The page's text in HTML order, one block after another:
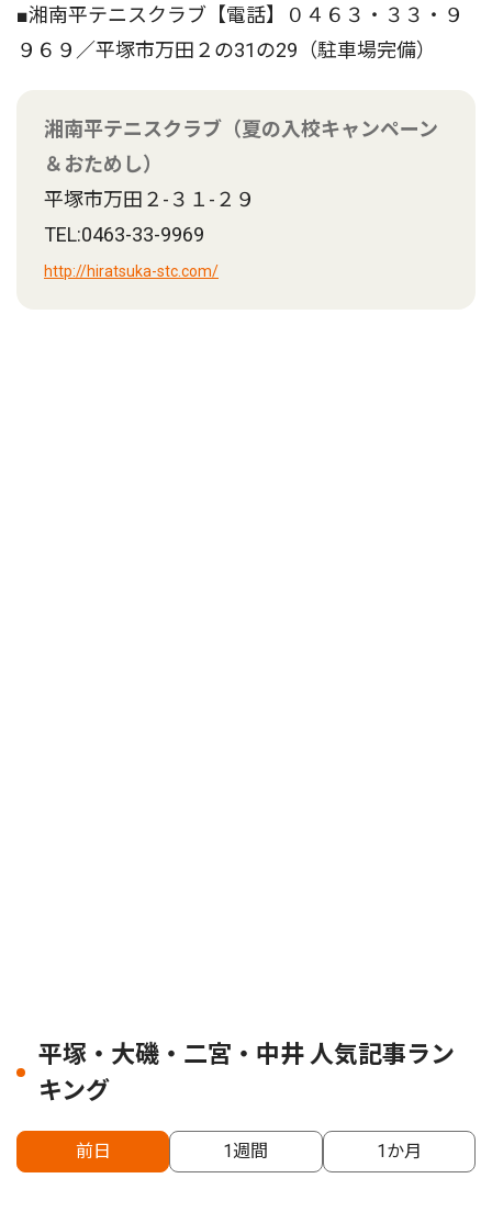
■湘南平テニスクラブ【電話】０４６３・３３・９
９６９／平塚市万田２の31の29（駐車場完備）
湘南平テニスクラブ（夏の入校キャンペーン
＆おためし）
平塚市万田２-３１-２９
TEL:0463-33-9969
http://hiratsuka-stc.com/
平塚・大磯・二宮・中井 人気記事ラン
キング
前日 1週間 1か月